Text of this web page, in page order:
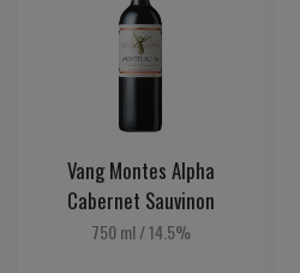
Vang Montes Alpha
Cabernet Sauvinon
750 ml/14.5%